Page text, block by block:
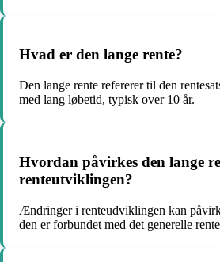
Hvad er den lange rente?
Den lange rente refererer til den
med lang løbetid, typisk over 10 år.
Hvordan påvirkes den lange
renteutviklingen?
Ændringer i renteudviklingen kan
den er forbundet med det generelle